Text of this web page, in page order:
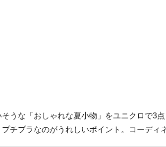
うな「おしゃれな夏小物」をユニクロで3
チプラなのがうれしいポイント。コーディ